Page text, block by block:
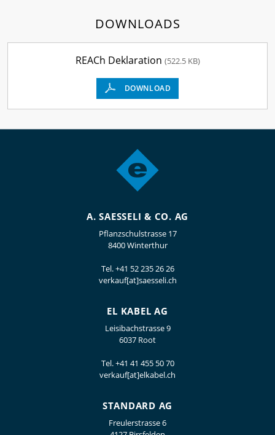
DOWNLOADS
REACh Deklaration (522.5 KB)
DOWNLOAD
A. SAESSELI & CO. AG
Pflanzschulstrasse 17
8400 Winterthur
Tel.+41 52 235 26 26
verkauf[at]saesseli.ch
EL KABEL AG
Leisibachstrasse 9
6037 Root
Tel.+41 41 455 50 70
verkauf[at]elkabel.ch
STANDARD AG
Freulerstrasse 6